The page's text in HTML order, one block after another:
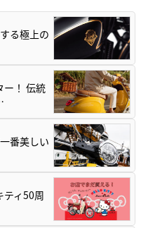
る極上の
ー！ 伝統
番美しい
ティ50周